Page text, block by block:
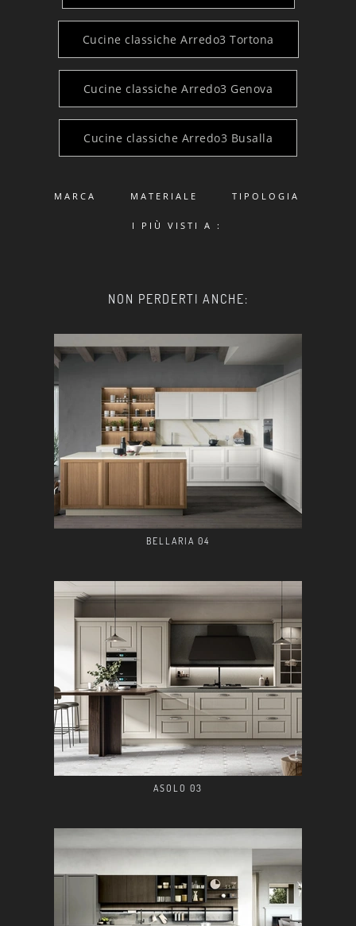
Cucine classiche Arredo3 Tortona
Cucine classiche Arredo3 Genova
Cucine classiche Arredo3 Busalla
MARCA MATERIALE TIPOLOGIA
I PIÙ VISTI A :
NON PERDERTI ANCHE:
BELLARIA 04
ASOLO 03